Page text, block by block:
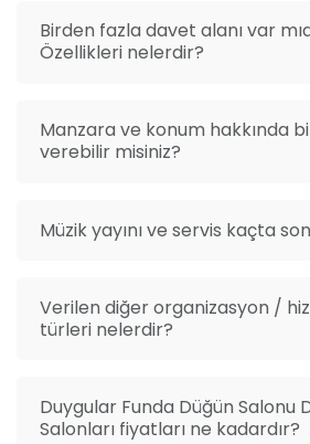
anlayışımızla yanınızdayız.
Birden fazla davet alanı var
Özellikleri nelerdir?
Manzara ve konum hakkında
verebilir misiniz?
Müzik yayını ve servis kaçta
Verilen diğer organizasyon /
türleri nelerdir?
Duygular Funda Düğün Salonu
Salonları fiyatları ne kadardır?